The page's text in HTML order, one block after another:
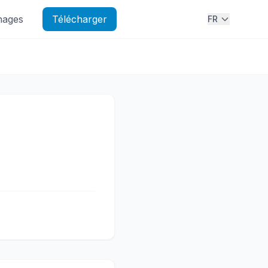
Télécharger FR